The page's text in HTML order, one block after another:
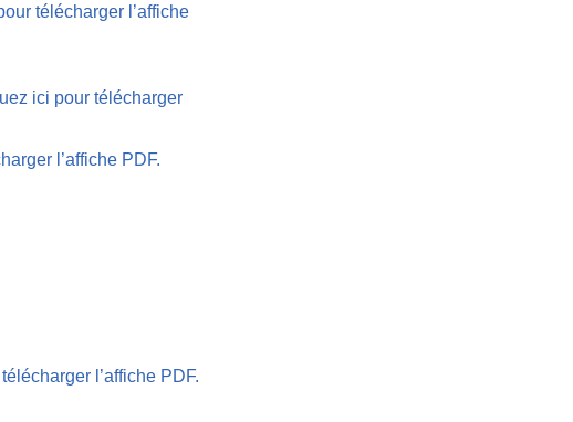
télécharger l’affiche
ici pour télécharger
l’affiche PDF.
l’affiche PDF.